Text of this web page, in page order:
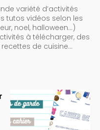
variété d’activités
tutos vidéos selon les
noel, halloween…)
à télécharger, des
de cuisine…